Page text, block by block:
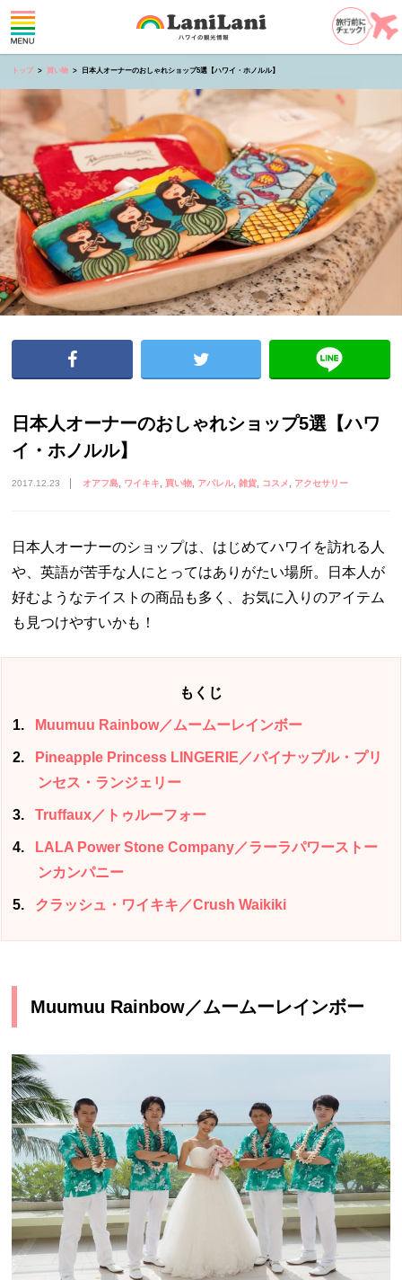
トップ 買い物 日本人オーナーのおしゃれショップ5選【ハワイ・ホノルル】
日本人オーナーのおしゃれショップ5選【ハワ
イ・ホノルル】
2017.12.23 オアフ島 ワイキキ 買い物 アパレル 雑貨 コスメ アクセサリー
日本人オーナーのショップは、はじめてハワイを訪れる人
や、英語が苦手な人にとってはありがたい場所。日本人が
好むようなテイストの商品も多く、お気に入りのアイテム
も見つけやすいかも！
もくじ
1 Muumuu Rainbow／ムームーレインボー
2
Pineapple Princess LINGERIE／パイナップル・プリ
ンセス・ランジェリー
3 Truffaux／トゥルーフォー
4
LALA Power Stone Company／ラーラパワーストー
ンカンパニー
5 クラッシュ・ワイキキ／Crush Waikiki
Muumuu Rainbow／ムームーレインボー